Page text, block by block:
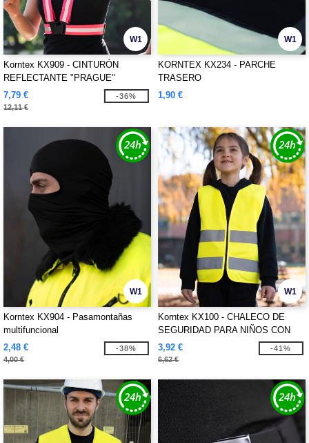
W1
Korntex KX909 - CINTURÓN
REFLECTANTE "PRAGUE"
7,79 €
12,11 €
-36%
W1
KORNTEX KX234 - PARCHE
TRASERO
1,90 €
W1
Korntex KX904 - Pasamontañas
multifuncional
2,48 €
4,00 €
-38%
W1
Korntex KX100 - CHALECO DE
SEGURIDAD PARA NIÑOS CON
CREMALLERA
3,92 €
6,62 €
-41%